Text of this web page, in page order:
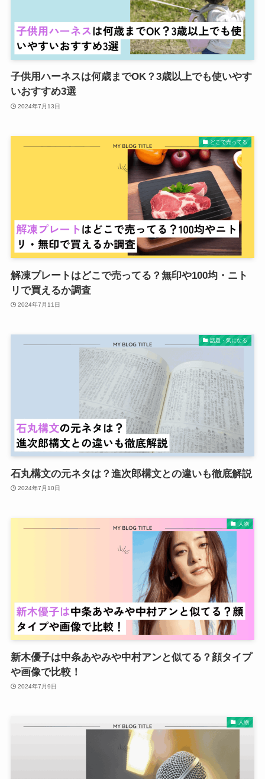
子供用ハーネスは何歳までOK？3歳以上でも使いやす
いおすすめ3選
2024年7月13日
どこで売ってる
解凍プレートはどこで売ってる？無印や100均・ニト
リで買えるか調査
2024年7月11日
話題・気になる
石丸構文の元ネタは？進次郎構文との違いも徹底解説
2024年7月10日
人物
新木優子は中条あやみや中村アンと似てる？顔タイプ
や画像で比較！
2024年7月9日
人物